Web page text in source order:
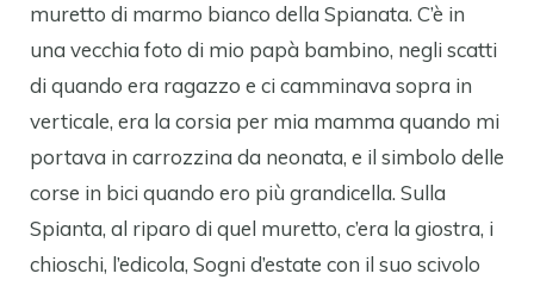
muretto di marmo bianco della Spianata. C’è in
una vecchia foto di mio papà bambino, negli scatti
di quando era ragazzo e ci camminava sopra in
verticale, era la corsia per mia mamma quando mi
portava in carrozzina da neonata, e il simbolo delle
corse in bici quando ero più grandicella. Sulla
Spianta, al riparo di quel muretto, c’era la giostra, i
chioschi, l’edicola, Sogni d’estate con il suo scivolo